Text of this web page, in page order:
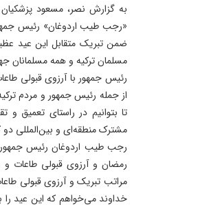
«رجب طیب اردوغان» رئیس
ضمن تبریک متقابل این عید
مسلمان ترکیه و همه مسلمانان
رئیس جمهور با آرزوی قبولی
از جمله رئیس جمهور و مردم
تا بتوانیم در راستای تعمیق و
مشترک منطقه‌ای و بین‌المللی دو
رجب طیب اردوغان رئیس جمهور
رمضان و آرزوی قبولی طاعات و
مراتب تبریک و آرزوی قبولی
خداوند می‌خواهم که این عید را